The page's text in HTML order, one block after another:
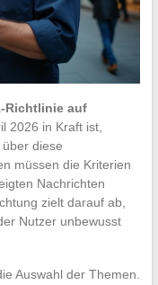
Richtlinie auf
2026 in Kraft ist,
diese
müssen die Kriterien
Nachrichten
zielt darauf ab,
Nutzer unbewusst
Auswahl der Themen.